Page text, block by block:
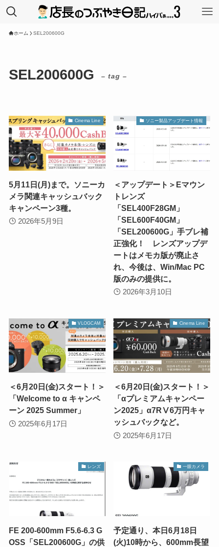
ホーム SEL200600G
SEL200600G – tag –
Cinema Line
5月11日(月)まで。ソニーカ
メラ関連キャッシュバック
キャンペーン3種。
2026年5月9日
ソニー製品アップデート情報
＜アップデート＞Eマウン
トレンズ
「SEL400F28GM」
「SEL600F40GM」
「SEL200600G」手ブレ補
正強化！ レンズアップデ
ートはメモカ版が廃止さ
れ、今後は、Win/Mac PC
版のみの提供に。
2026年3月10日
VLOGCAM
＜6月20日(金)スタート！＞
「Welcome to α キャンペ
ーン 2025 Summer」
2025年6月17日
Cinema Line
＜6月20日(金)スタート！＞
「αプレミアムキャンペー
ン2025」α7RⅤ6万円キャ
ッシュバックなど。
2025年6月17日
レンズ
FE 200-600mm F5.6-6.3 G
OSS「SEL200600G」の供
一眼カメラ
予定通り、本日6月18日
(火)10時から、600mm長望